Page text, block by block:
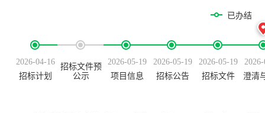
已办结
2026-04-16
招标计划
招标文件预
公示
2026-05-19
项目信息
2026-05-19
招标公告
2026-05-19
招标文件
澄清